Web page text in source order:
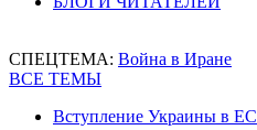
СПЕЦТЕМА: Война в Иране
ВСЕ ТЕМЫ
Вступление Украины в ЕС